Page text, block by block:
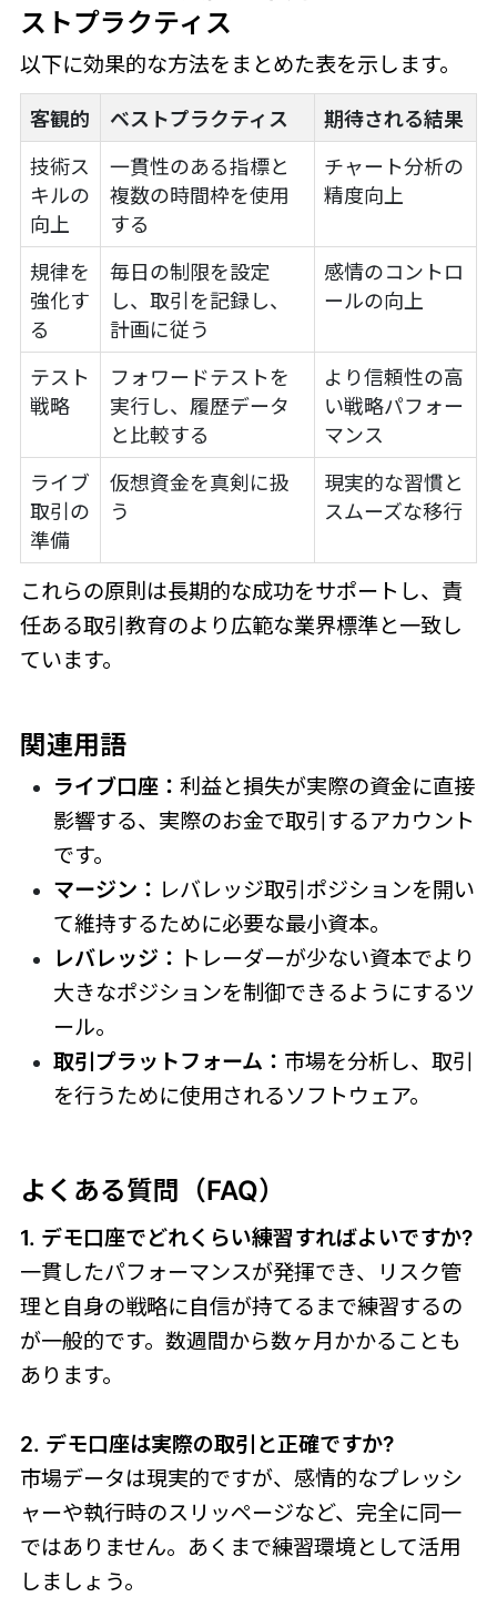
ストプラクティス
以下に効果的な方法をまとめた表を示します。
客観的 ベストプラクティス 期待される結果
技術ス
キルの
向上
一貫性のある指標と
複数の時間枠を使用
する
チャート分析の
精度向上
規律を
強化す
る
毎日の制限を設定
し、取引を記録し、
計画に従う
感情のコントロ
ールの向上
テスト
戦略
フォワードテストを
実行し、履歴データ
と比較する
より信頼性の高
い戦略パフォー
マンス
ライブ
取引の
準備
仮想資金を真剣に扱
う
現実的な習慣と
スムーズな移行
これらの原則は長期的な成功をサポートし、責
任ある取引教育のより広範な業界標準と一致し
ています。
関連用語
ライブ口座： 利益と損失が実際の資金に直接
影響する、実際のお金で取引するアカウント
です。
マージン： レバレッジ取引ポジションを開い
て維持するために必要な最小資本。
レバレッジ： トレーダーが少ない資本でより
大きなポジションを制御できるようにするツ
ール。
取引プラットフォーム： 市場を分析し、取引
を行うために使用されるソフトウェア。
よくある質問（FAQ）
1. デモ口座でどれくらい練習すればよいですか?
一貫したパフォーマンスが発揮でき、リスク管
理と自身の戦略に自信が持てるまで練習するの
が一般的です。数週間から数ヶ月かかることも
あります。
2. デモ口座は実際の取引と正確ですか?
市場データは現実的ですが、感情的なプレッシ
ャーや執行時のスリッページなど、完全に同一
ではありません。あくまで練習環境として活用
しましょう。